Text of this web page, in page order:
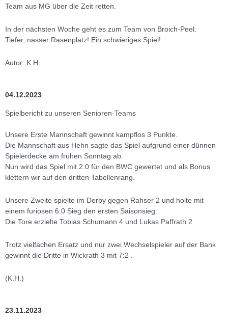
Team aus MG über die Zeit retten.
In der nächsten Woche geht es zum Team von Broich-Peel.
Tiefer, nasser Rasenplatz! Ein schwieriges Spiel!
Autor: K.H.
04.12.2023
Spielbericht zu unseren Senioren-Teams
Unsere Erste Mannschaft gewinnt kampflos 3 Punkte.
Die Mannschaft aus Hehn sagte das Spiel aufgrund einer dünnen
Spielerdecke am frühen Sonntag ab.
Nun wird das Spiel mit 2:0 für den BWC gewertet und als Bonus
klettern wir auf den dritten Tabellenrang.
Unsere Zweite spielte im Derby gegen Rahser 2 und holte mit
einem furiosen 6:0 Sieg den ersten Saisonsieg.
Die Tore erzielte Tobias Schumann 4 und Lukas Paffrath 2
Trotz vielfachen Ersatz und nur zwei Wechselspieler auf der Bank
gewinnt die Dritte in Wickrath 3 mit 7:2 .
(K.H.)
23.11.2023